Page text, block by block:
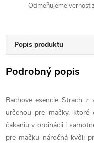
Odmeňujeme vernosť
Popis produktu
Podrobný popis
Bachove esencie Strach z
určenou pre mačky,
čakaniu v ordinácii i
pre mačku náročná kvôli